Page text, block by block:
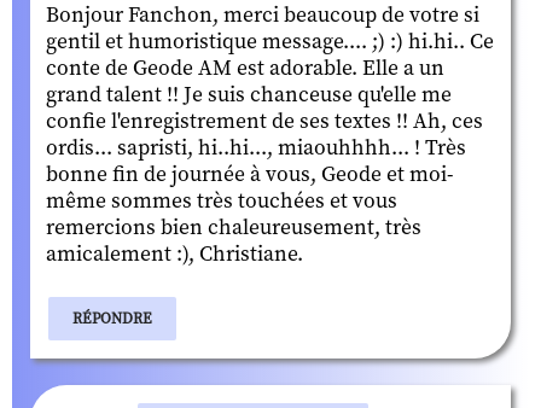
Bonjour Fanchon, merci beaucoup de votre si
gentil et humoristique message.... ;) :) hi.hi.. Ce
conte de Geode AM est adorable. Elle a un
grand talent !! Je suis chanceuse qu'elle me
confie l'enregistrement de ses textes !! Ah, ces
ordis... sapristi, hi..hi..., miaouhhhh... ! Très
bonne fin de journée à vous, Geode et moi-
même sommes très touchées et vous
remercions bien chaleureusement, très
amicalement :), Christiane.
RÉPONDRE